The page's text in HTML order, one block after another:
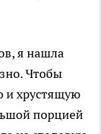
я нашла
Чтобы
и хрустящую
порцией